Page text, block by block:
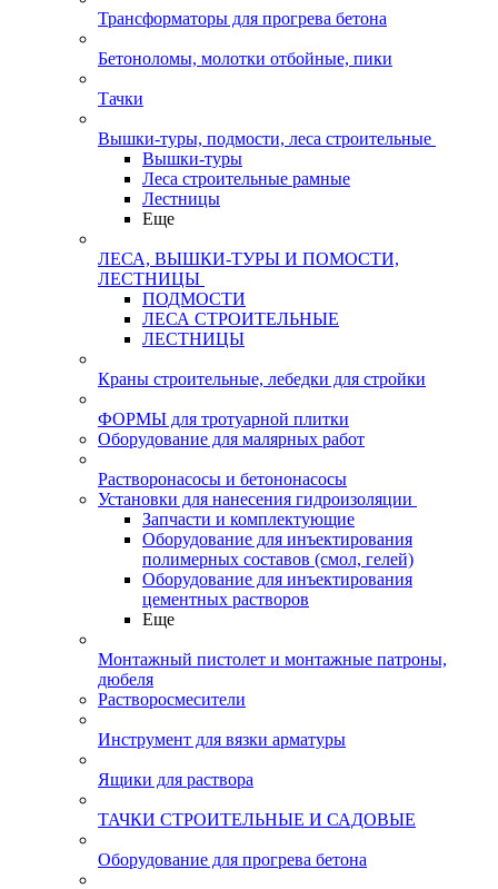
Трансформаторы для прогрева бетона
Бетоноломы, молотки отбойные, пики
Тачки
Вышки-туры, подмости, леса строительные
Вышки-туры
Леса строительные рамные
Лестницы
Еще
ЛЕСА, ВЫШКИ-ТУРЫ И ПОМОСТИ,
ЛЕСТНИЦЫ
ПОДМОСТИ
ЛЕСА СТРОИТЕЛЬНЫЕ
ЛЕСТНИЦЫ
Краны строительные, лебедки для стройки
ФОРМЫ для тротуарной плитки
Оборудование для малярных работ
Растворонасосы и бетононасосы
Установки для нанесения гидроизоляции
Запчасти и комплектующие
Оборудование для инъектирования
полимерных составов (смол, гелей)
Оборудование для инъектирования
цементных растворов
Еще
Монтажный пистолет и монтажные патроны,
дюбеля
Растворосмесители
Инструмент для вязки арматуры
Ящики для раствора
ТАЧКИ СТРОИТЕЛЬНЫЕ И САДОВЫЕ
Оборудование для прогрева бетона